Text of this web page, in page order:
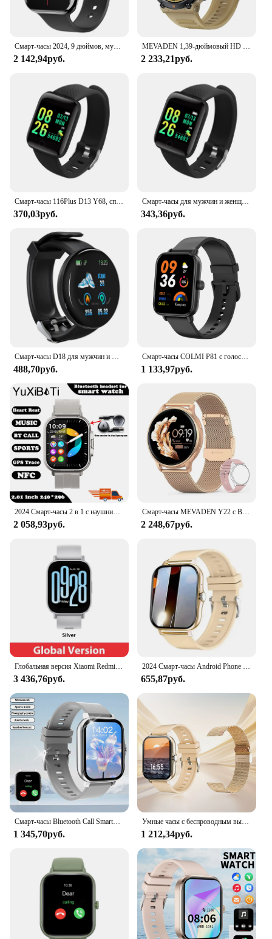
2 142,94руб. 2 233,21руб.
370,03руб.
Смарт-часы для мужчин и женщин, наручные Смарт-часы, фитнес-монитор, браслет, подарок на день рождения, электронные часы для Xiaomi Huawei
343,36руб.
488,70руб.
Смарт-часы COLMI P81 с голосовым вызовом, 1,9 дюйма, 24 часа, мониторинг здоровья
1 133,97руб.
2 058,93руб.
Смарт-часы MEVADEN Y22 с Bluetooth, фитнес-трекером и Пульсометром
2 248,67руб.
Глобальная версия Xiaomi Redmi Watch 5 Active 2-дюймовый дисплей До 18 дней автономной работы 140+ режимов тренировок Bluetooth-вызовы 5ATM
3 436,76руб.
2024 Смарт-часы Android Phone 1,44 дюйма цветной экран Bluetooth Вызов мониторинг уровня кислорода в крови/давления Смарт-часы для женщин и мужчин
655,87руб.
Смарт-часы Bluetooth Call Smartwatch с сенсорным циферблатом для Android Музыка Фитнес-трекер Спортивные часы
1 345,70руб.
Умные часы с беспроводным вызовом/циферблатом, спортивный режим, напоминание о вызове и фитнес-мониторинг вызова для iPhone/Android
1 212,34руб.